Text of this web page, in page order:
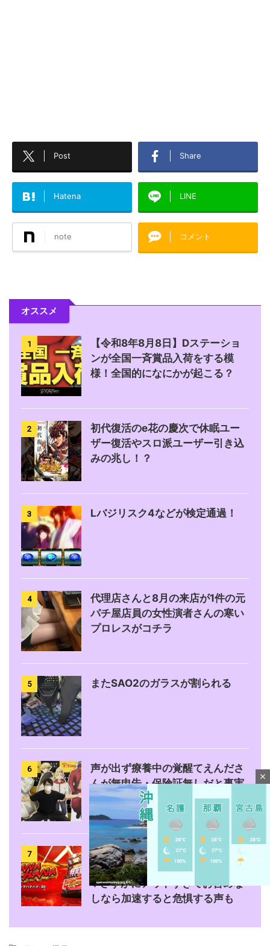
Post Share
Hatena LINE
note コメント
オススメ
1
【令和8年8月8日】Dステーショ
ンが全国一斉賞品入荷をする模
様！全国的になにかが起こる？
2
初代復活のe花の慶次で休眠ユー
ザー復活やスロ派ユーザー引き込
みの兆し！？
3 Lバジリスク4などが検定通過！
4
代理店さんと8月の来店が1件の元
パチ屋店員の女性演者さんの寒い
プロレスがコチラ
5 またSAO2のガラスが割られる
6
声が出ず療養中の覚醒てえんださ
んが無申告・保険証無しだと事実
無根の疑いをかけられる
7
【8月7日】ZENT555がキングハ
ナハナ全台にモーニングを仕込む
←さすがにアウトすぎてお咎めな
しなら加速すると危惧する声も
close